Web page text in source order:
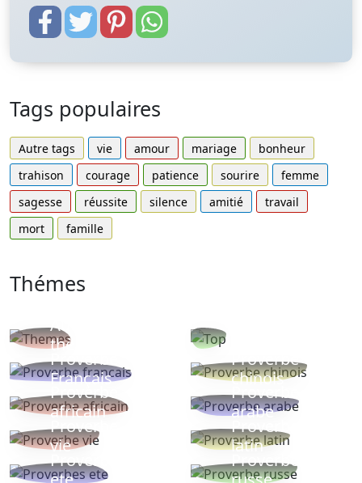
Tags populaires
Autre tags vie amour mariage
bonheur
trahison
courage patience sourire
femme
sagesse
réussite silence amitié
travail
mort
famille
Thémes
Autres
thèmes
Proverbe
Français
Proverbe
chinois
Proverbe
africain
Proverbe
arabe
Proverbe
vie
Proverbe
latin
Proverbes
Proverbe